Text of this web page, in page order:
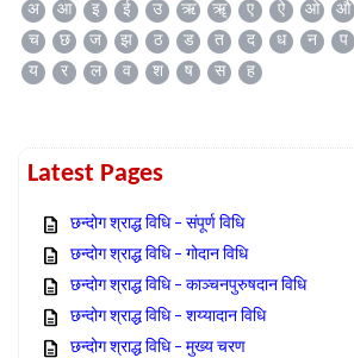
अ
आ इ ई उ ऋ ॠ ए ऐ ओ औ
च
छ ज झ ठ ड त द ध न प
य
र ल व श ष स ह
Latest Pages
छन्दोग श्राद्ध विधि – संपूर्ण विधि
छन्दोग श्राद्ध विधि – गोदान विधि
छन्दोग श्राद्ध विधि – काञ्चनपुरुषदान विधि
छन्दोग श्राद्ध विधि – शय्यादान विधि
छन्दोग श्राद्ध विधि – मुख्य चरण